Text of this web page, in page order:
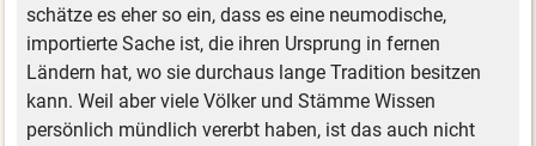
schätze es eher so ein, dass es eine neumodische,
importierte Sache ist, die ihren Ursprung in fernen
Ländern hat, wo sie durchaus lange Tradition besitzen
kann. Weil aber viele Völker und Stämme Wissen
persönlich mündlich vererbt haben, ist das auch nicht